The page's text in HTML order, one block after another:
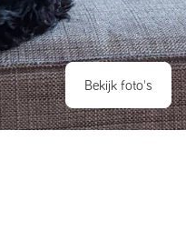
Bekijk foto's